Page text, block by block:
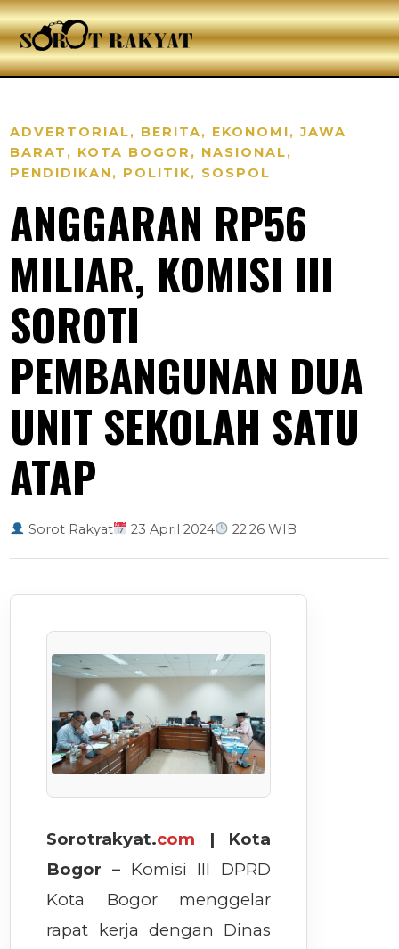
ADVERTORIAL, BERITA, EKONOMI,JAWA
BARAT , KOTA BOGOR , NASIONAL,
PENDIDIKAN, POLITIK, SOSPOL
ANGGARAN RP56
MILIAR, KOMISI III
SOROTI
PEMBANGUNAN DUA
UNIT SEKOLAH SATU
ATAP
Sorot Rakyat 23 April 2024 22:26 WIB
Sorotrakyat.com | Kota
Bogor – Komisi III DPRD
Kota Bogor menggelar
rapat kerja dengan Dinas